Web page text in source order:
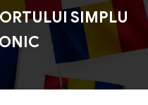
SIMPLU